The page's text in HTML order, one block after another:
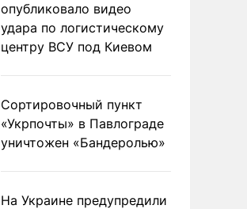
опубликовало видео
удара по логистическому
центру ВСУ под Киевом
Сортировочный пункт
«Укрпочты» в Павлограде
уничтожен «Бандеролью»
На Украине предупредили